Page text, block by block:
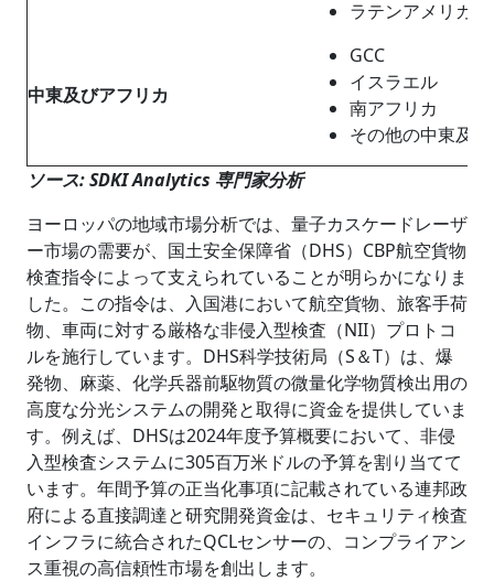
ラテンアメリカ
中東及びアフリカ
GCC
イスラエル
南アフリカ
その他の中東及
ソース: SDKI Analytics 専門家分析
ヨーロッパの地域市場分析では、量子カスケードレーザ
ー市場の需要が、国土安全保障省（DHS）CBP航空貨物
検査指令によって支えられていることが明らかになりま
した。この指令は、入国港において航空貨物、旅客手荷
物、車両に対する厳格な非侵入型検査（NII）プロトコ
ルを施行しています。DHS科学技術局（S＆T）は、爆
発物、麻薬、化学兵器前駆物質の微量化学物質検出用の
高度な分光システムの開発と取得に資金を提供していま
す。例えば、DHSは2024年度予算概要において、非侵
入型検査システムに305百万米ドルの予算を割り当てて
います。年間予算の正当化事項に記載されている連邦政
府による直接調達と研究開発資金は、セキュリティ検査
インフラに統合されたQCLセンサーの、コンプライアン
ス重視の高信頼性市場を創出します。